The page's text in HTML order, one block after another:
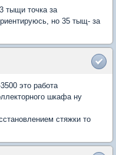
тыщи точка за
но 35 тыщ- за
это работа
шкафа ну
стяжки то